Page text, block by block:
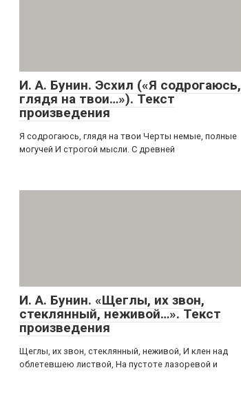
И. А. Бунин. Эсхил («Я содрогаюсь,
глядя на твои…»). Текст
произведения
Я содрогаюсь, глядя на твои Черты немые, полные
могучей И строгой мысли. С древней
И. А. Бунин. «Щеглы, их звон,
стеклянный, неживой…». Текст
произведения
Щеглы, их звон, стеклянный, неживой, И клен над
облетевшею листвой, На пустоте лазоревой и